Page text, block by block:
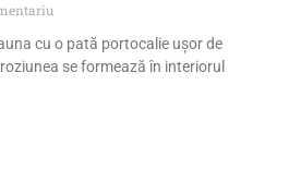
cu o pată portocalie ușor de
se formează în interiorul